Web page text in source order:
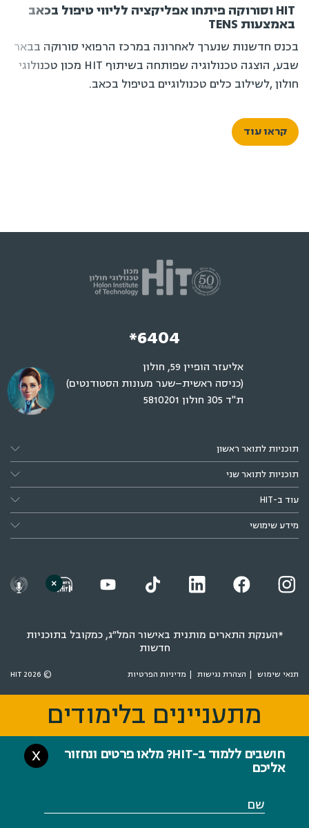
HIT וסורוקה פיתחו אפליקציה לליווי טיפול בכאב
באמצעות TENS
בכנס חדשנות שנערך לאחרונה במרכז הרפואי סורוקה בבאר
שבע, הוצגה טכנולוגיה שפותחה בשיתוף HIT מכון טכנולוגי
חולון ,לשילוב כלים טכנולוגיים בטיפול בכאב.
קראו עוד
*6404
אליעזר הופיין 59, חולון
(כניסה ראשית–שער מעונות הסטודנטים)
ת"ד 305 חולון 5810201
תוכניות לתואר ראשון
תוכניות לתואר שני
עוד ב-HIT
מידע שימושי
*הענקת התארים מותנית באישור המל״ג, כמקובל בתוכניות
חדשות
תנאי שימוש הצהרת נגישות מדיניות הפרטיות © 2026 HIT
מתעניינים בלימודים
חושבים ללמוד ב-HIT? מלאו פרטים ונחזור
אליכם
X
שם
מתעניינים בלימודים
×